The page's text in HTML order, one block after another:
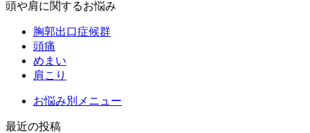
頭や肩に関するお悩み
胸郭出口症候群
頭痛
めまい
肩こり
お悩み別メニュー
最近の投稿